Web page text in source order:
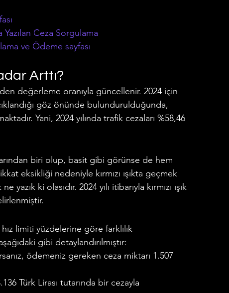
Ceza Sorgulama
ve Ödeme sayfası
Arttı?
değerleme oranıyla güncellenir. 2024 için
göz önünde bulundurulduğunda,
Yani, 2024 yılında trafik cezaları %58,46
biri olup, basit gibi görünse de hem
eksikliği nedeniyle kırmızı ışıkta geçmek
ki olasıdır. 2024 yılı itibarıyla kırmızı ışık
limiti yüzdelerine göre farklılık
gibi detaylandırılmıştır:
ödemeniz gereken ceza miktarı 1.507
Türk Lirası tutarında bir cezayla